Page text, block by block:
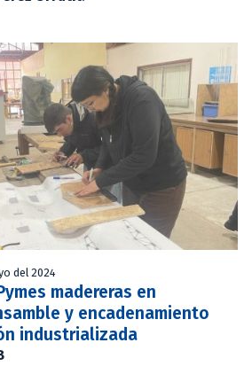
del 2024
madereras en
y encadenamiento
industrializada